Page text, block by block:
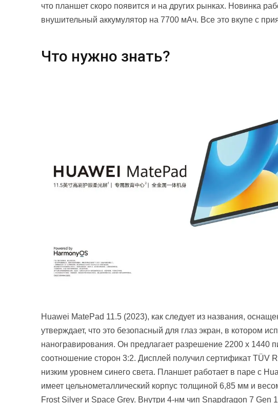
что планшет скоро появится и на других рынках. Новинка
внушительный аккумулятор на 7700 мАч. Все это вкупе с
Что нужно знать?
Huawei MatePad 11.5 (2023), как следует из названия,
утверждает, что это безопасный для глаз экран, в котором
наногравирования. Он предлагает разрешение 2200 x 1440
соотношение сторон 3:2. Дисплей получил сертификат TÜV
низким уровнем синего света. Планшет работает в паре с
имеет цельнометаллический корпус толщиной 6,85 мм и
Frost Silver и Space Grey. Внутри 4-нм чип Snapdragon 7 Gen